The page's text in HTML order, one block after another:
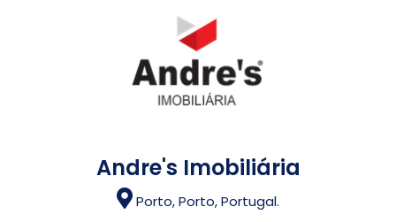
Andre's Imobiliária
Porto, Porto, Portugal.